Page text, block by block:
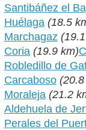
Santibáñez el
Huélaga (18.5
Marchagaz
Coria (19.9 km)
Robledillo de
Carcaboso
Moraleja (21.2
Aldehuela de
Perales del